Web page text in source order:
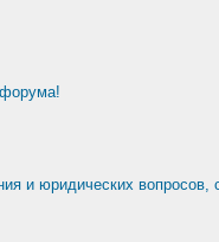
форума!
и юридических